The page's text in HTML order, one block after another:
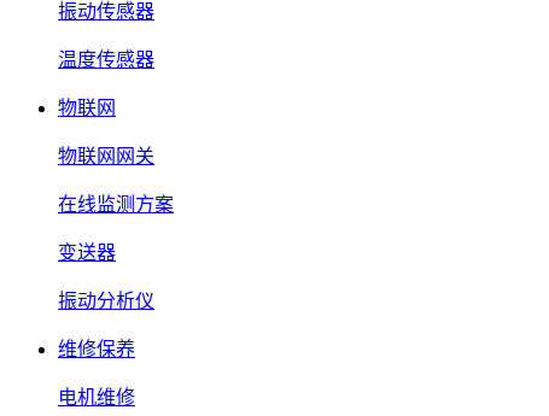
振动传感器
温度传感器
物联网
物联网网关
在线监测方案
变送器
振动分析仪
维修保养
电机维修